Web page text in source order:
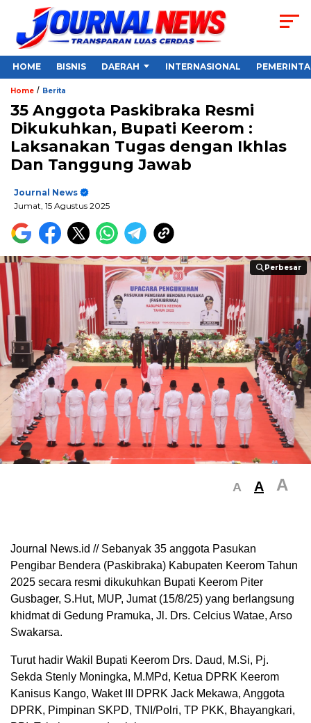
HOME BISNIS DAERAH INTERNASIONAL
Home / Berita
35 Anggota Paskibraka Resmi
Dikukuhkan, Bupati Keerom :
Laksanakan Tugas dengan Ikhlas
Dan Tanggung Jawab
Journal News
Jumat, 15 Agustus 2025
Perbesar
Perbesar
A A A
Journal News.id // Sebanyak 35 anggota Pasukan
Pengibar Bendera (Paskibraka) Kabupaten Keerom Tahun
2025 secara resmi dikukuhkan Bupati Keerom Piter
Gusbager, S.Hut, MUP, Jumat (15/8/25) yang berlangsung
khidmat di Gedung Pramuka, Jl. Drs. Celcius Watae, Arso
Swakarsa.
Turut hadir Wakil Bupati Keerom Drs. Daud, M.Si, Pj.
Sekda Stenly Moningka, M.MPd, Ketua DPRK Keerom
Kanisus Kango, Waket III DPRK Jack Mekawa, Anggota
DPRK, Pimpinan SKPD, TNI/Polri, TP PKK, Bhayangkari,